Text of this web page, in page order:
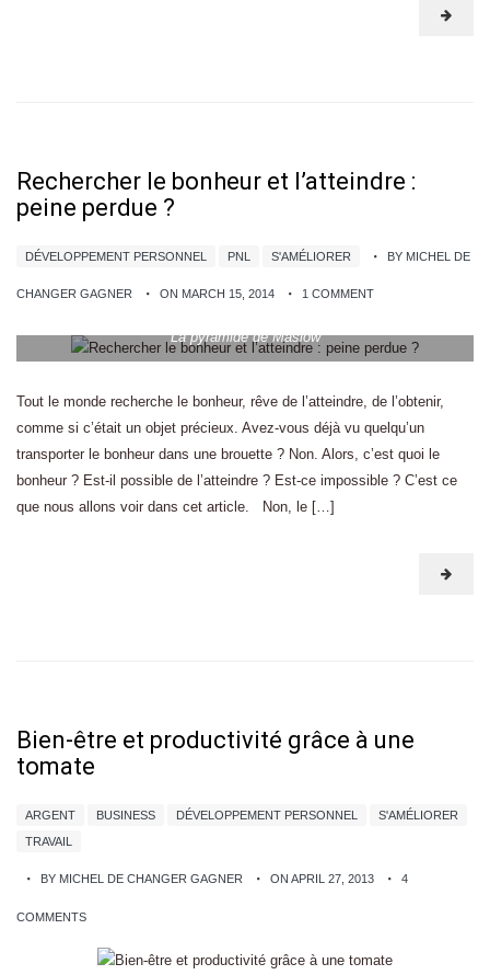
Rechercher le bonheur et l’atteindre :
peine perdue ?
DÉVELOPPEMENT PERSONNEL PNL S'AMÉLIORER BY MICHEL DE
CHANGER GAGNER ON MARCH 15, 2014 1 COMMENT
La pyramide de Maslow
Tout le monde recherche le bonheur, rêve de l’atteindre, de l’obtenir,
comme si c’était un objet précieux. Avez-vous déjà vu quelqu’un
transporter le bonheur dans une brouette ? Non. Alors, c’est quoi le
bonheur ? Est-il possible de l’atteindre ? Est-ce impossible ? C’est ce
que nous allons voir dans cet article. Non, le […]
Bien-être et productivité grâce à une
tomate
ARGENT BUSINESS DÉVELOPPEMENT PERSONNEL
S'AMÉLIORER
TRAVAIL
BY MICHEL DE CHANGER GAGNER ON APRIL 27, 2013 4
COMMENTS